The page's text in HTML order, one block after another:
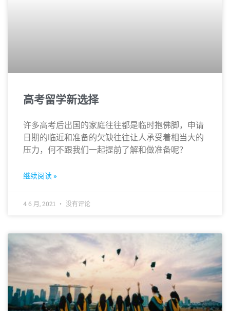
高考留学新选择
许多高考后出国的家庭往往都是临时抱佛脚，申请
日期的临近和准备的欠缺往往让人承受着相当大的
压力，何不跟我们一起提前了解和做准备呢？
继续阅读 »
4 6 月, 2021 没有评论